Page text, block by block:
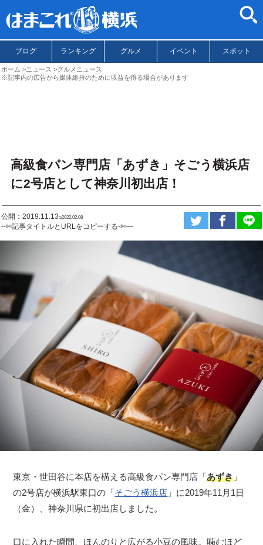
ブログ ランキング グルメ イベント スポット
ホーム ニュース
グルメニュース
※記事内の広告から媒体維持のために収益を得る場合があります
高級食パン専門店「あずき」そごう横浜店
に2号店として神奈川初出店！
公開：2019.11.13ಇ2022.02.08
--✄記事タイトルとURLをコピーする-✄—
東京・世田谷に本店を構える高級食パン専門店「あずき 」
の2号店が横浜駅東口の「そごう横浜店 」に2019年11月1日
（金）、神奈川県に初出店しました。
口に入れた瞬間、ほんのりと広がる小豆の風味。噛むほど